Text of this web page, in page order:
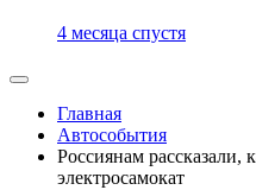
4 месяца спустя
Главная
Автособытия
Россиянам рассказали,
электросамокат